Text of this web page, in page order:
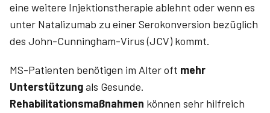
eine weitere Injektionstherapie ablehnt oder wenn es
unter Natalizumab zu einer Serokonversion bezüglich
des John-Cunningham-Virus (JCV) kommt.
MS-Patienten benötigen im Alter oft mehr
Unterstützungals Gesunde.
Rehabilitationsmaßnahmen können sehr hilfreich